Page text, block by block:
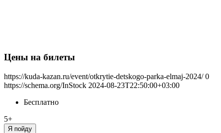
Цены на билеты
https://kuda-kazan.ru/event/otkrytie-detskogo-parka-elmaj-2024/ 0
https://schema.org/InStock 2024-08-23T22:50:00+03:00
Бесплатно
5+
Я пойду